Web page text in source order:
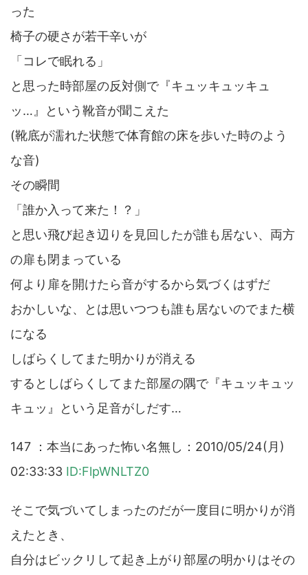
った
椅子の硬さが若干辛いが
「コレで眠れる」
と思った時部屋の反対側で『キュッキュッキュ
ッ…』という靴音が聞こえた
(靴底が濡れた状態で体育館の床を歩いた時のよう
な音)
その瞬間
「誰か入って来た！？」
と思い飛び起き辺りを見回したが誰も居ない、両方
の扉も閉まっている
何より扉を開けたら音がするから気づくはずだ
おかしいな、とは思いつつも誰も居ないのでまた横
になる
しばらくしてまた明かりが消える
するとしばらくしてまた部屋の隅で『キュッキュッ
キュッ』という足音がしだす…
147 ：本当にあった怖い名無し：2010/05/24(月)
02:33:33 ID:FlpWNLTZ0
そこで気づいてしまったのだが一度目に明かりが消
えたとき、
自分はビックリして起き上がり部屋の明かりはその